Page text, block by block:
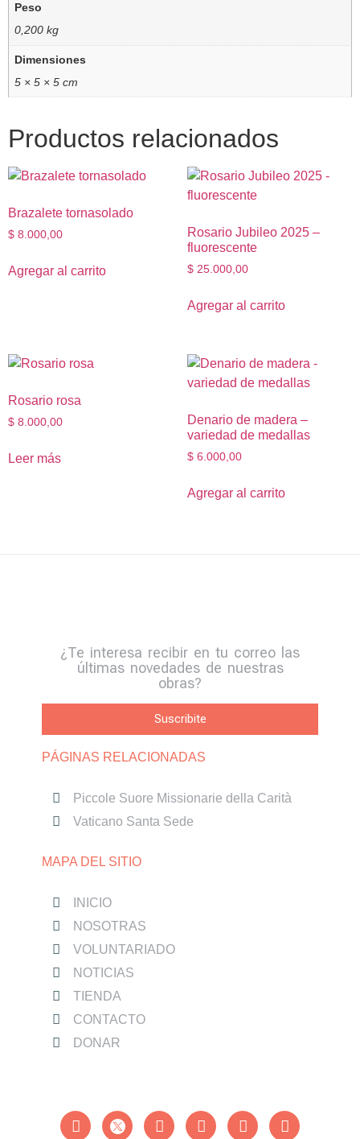
Peso
0,200 kg
Dimensiones
5 × 5 × 5 cm
Productos relacionados
Brazalete tornasolado
$ 8.000,00
Agregar al carrito
Rosario Jubileo 2025 –
fluorescente
$25.000,00
Agregar al carrito
Rosario rosa
$ 8.000,00
Leer más
Denario de madera –
variedad de medallas
$6.000,00
Agregar al carrito
¿Te interesa recibir en tu correo las
últimas novedades de nuestras
obras?
Suscribite
PÁGINAS RELACIONADAS
Piccole Suore Missionarie della Carità
Vaticano Santa Sede
MAPA DEL SITIO
INICIO
NOSOTRAS
VOLUNTARIADO
NOTICIAS
TIENDA
CONTACTO
DONAR